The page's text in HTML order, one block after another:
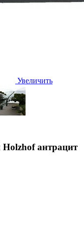
Увеличить
антрацит